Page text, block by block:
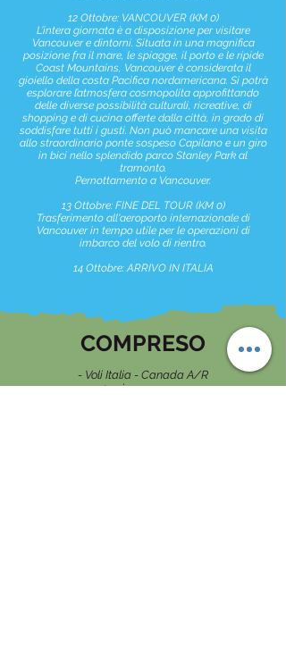
12 Ottobre: VANCOUVER (KM 0)
L’intera giornata è a disposizione per visitare
Vancouver e dintorni. Situata in una magnifica
posizione fra il mare, le spiagge, il porto e le ripide
Coast Mountains, Vancouver è considerata il
gioiello della costa Pacifica nordamericana. Si potrà
esplorare l’atmosfera cosmopolita approfittando
delle diverse possibilità culturali, ricreative, di
shopping e di cucina offerte dalla città, in grado di
soddisfare tutti i gusti. Non può mancare una visita
allo straordinario ponte sospeso Capilano e un giro
in bici nello splendido parco Stanley Park al
tramonto.
Pernottamento a Vancouver.
13 Ottobre: FINE DEL TOUR (KM 0)
Trasferimento all'aeroporto internazionale di
Vancouver in tempo utile per le operazioni di
imbarco del volo di rientro.
14 Ottobre: ARRIVO IN ITALIA
COMPRESO
- Voli Italia - Canada A/R
- 1 zaino a persona